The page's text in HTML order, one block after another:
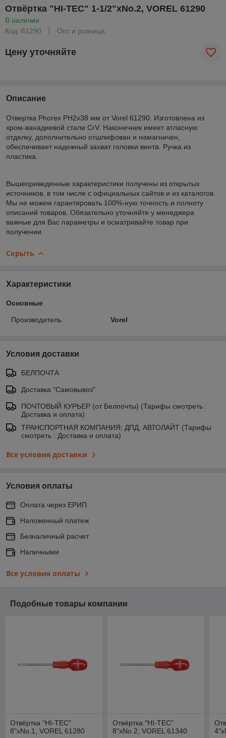
Отвёртка "HI-TEC" 1-1/2"xNo.2, VOREL 61290
В наличии
Код: 61290
Опт и розница
Цену уточняйте
Описание
Отвертка Phorex PH2x38 мм от Vorel 61290. Изготовлена из
хром-ванадиевой стали CrV. Наконечник имеет атласную
отделку, дополнительно отшлифован и намагничен,
обеспечивает надежный захват головки винта. Ручка из
пластика.
Вышеприведенные характеристики получены из открытых
источников, в том числе с официальных сайтов и из каталогов.
Мы не можем гарантировать 100%-ную точность и полноту
описаний товаров. Обязательно уточняйте у менеджера
важные для Вас параметры и осматривайте товар при
получении.
Скрыть
Характеристики
Основные
Производитель Vorel
Условия доставки
БЕЛПОЧТА
Доставка "Самовывоз"
ПОЧТОВЫЙ КУРЬЕР (от Белпочты) (Тарифы смотреть :
Доставка и оплата)
ТРАНСПОРТНАЯ КОМПАНИЯ: ДПД, АВТОЛАЙТ (Тарифы
смотреть : Доставка и оплата)
Все условия доставки
Условия оплаты
Оплата через ЕРИП
Наложенный платеж
Безналичный расчет
Наличными
Все условия оплаты
Подобные товары компании
Отвёртка "HI-TEC"
8"xNo.1, VOREL 61280
Отвёртка "HI-TEC"
8"xNo.2, VOREL 61340